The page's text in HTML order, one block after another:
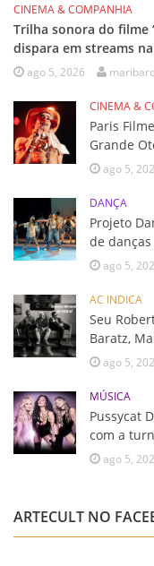
CINEMA & COMPANHIA
Trilha sonora do filme
dispara em streams
ago 5, 2026
CINEMA &
Paris
Grande
ago 5,
DANÇA
Projeto
de
ago 5,
AC INDICA
Seu
Baratz,
ago 5,
MÚSICA
Pussycat
com a
ago 5,
ARTECULT NO